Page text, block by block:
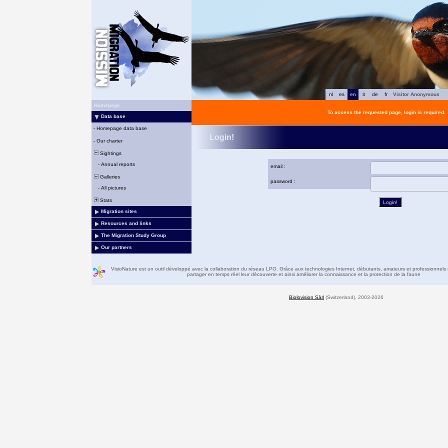
fr
de
it
en
es
nl
Visitor Anonymous
Homepage
Data base
- Homepage data base
- Our charter
Sightings
- Annual reports
Galleries
- All pictures
Stats
Migration sites
Resources and links
The Migration Study Group
Our partners
To access the requested page, login is required.
Login!
email :
password :
VisioNature est un outil développé avec la collaboration du réseau LPO. Grâce aux technologies Internet, débutants, amateurs et professionnels
partager en temps réel leur découverte et ainsi améliorer la connaissance et la protection de la faune
Biolovision Sàrl (Switzerland), 2003-2026